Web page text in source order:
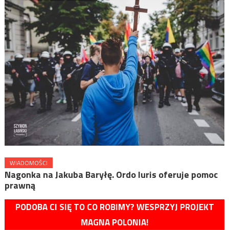
WIADOMOŚCI
Nagonka na Jakuba Baryłę. Ordo Iuris oferuje pomoc
prawną
PODOBA CI SIĘ TO CO ROBIMY? WESPRZYJ PROJEKT
MAGNA POLONIA!